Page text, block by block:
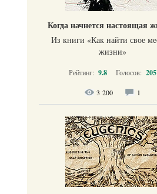
Когда начнется настоящая
Из книги «Как найти свое
жизни​»
Рейтинг: 9.8 Голосов: 205
3 200 1